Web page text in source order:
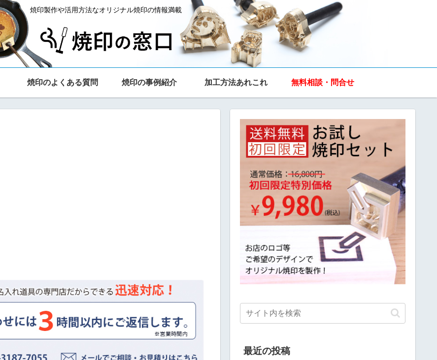
焼印製作や活用方法なオリジナル焼印の情報満載
焼印のよくある質問 焼印の事例紹介 加工方法あれこれ 無料相談・問合せ
最近の投稿